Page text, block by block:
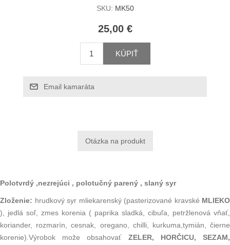
SKU: MK50
25,00 €
KÚPIŤ
Email kamaráta
Polotvrdý ,nezrejúci , polotučný parený , slaný syr
Zloženie: hrudkový syr mliekarenský (pasterizované kravské MLIEKO
), jedlá soľ, zmes korenia ( paprika sladká, cibuľa, petržlenová vňať,
koriander, rozmarín, cesnak, oregano, chilli, kurkuma,tymián, čierne
korenie).Výrobok može obsahovať ZELER, HORČICU,
SEZAM,